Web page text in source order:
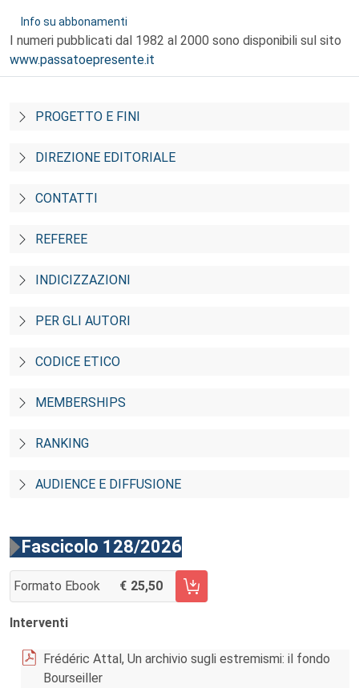
Info su abbonamenti
I numeri pubblicati dal 1982 al 2000 sono disponibili sul sito
www.passatoepresente.it
PROGETTO E FINI
DIREZIONE EDITORIALE
CONTATTI
REFEREE
INDICIZZAZIONI
PER GLI AUTORI
CODICE ETICO
MEMBERSHIPS
RANKING
AUDIENCE E DIFFUSIONE
Fascicolo 128/2026
Formato Ebook 25,50
AGGIUNGI AL CARRELLO FASCICOLO 128/2026
Interventi
Frédéric Attal, Un archivio sugli estremismi: il fondo
Bourseiller